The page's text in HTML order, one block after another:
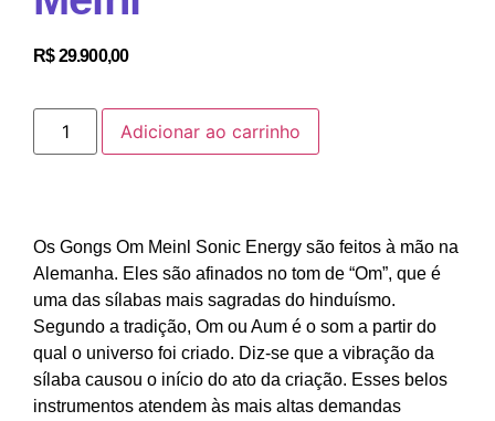
R$29.900,00
Adicionar ao carrinho
Os Gongs Om Meinl Sonic Energy são feitos à mão na
Alemanha. Eles são afinados no tom de “Om”, que é
uma das sílabas mais sagradas do hinduísmo.
Segundo a tradição, Om ou Aum é o som a partir do
qual o universo foi criado. Diz-se que a vibração da
sílaba causou o início do ato da criação. Esses belos
instrumentos atendem às mais altas demandas